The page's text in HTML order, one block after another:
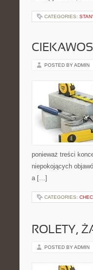
CATEGORIES:
POSTED BY ADMIN
ponieważ treści
niepokojących
a […]
CATEGORIES:
ROLETY,
POSTED BY ADMIN